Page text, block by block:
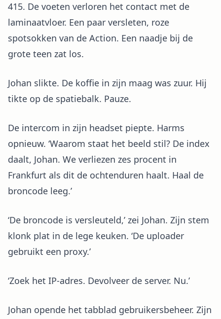
415. De voeten verloren het contact met de
laminaatvloer. Een paar versleten, roze
spotsokken van de Action. Een naadje bij de
grote teen zat los.
Johan slikte. De koffie in zijn maag was zuur. Hij
tikte op de spatiebalk. Pauze.
De intercom in zijn headset piepte. Harms
opnieuw. ‘Waarom staat het beeld stil? De index
daalt, Johan. We verliezen zes procent in
Frankfurt als dit de ochtenduren haalt. Haal de
broncode leeg.’
‘De broncode is versleuteld,’ zei Johan. Zijn stem
klonk plat in de lege keuken. ‘De uploader
gebruikt een proxy.’
‘Zoek het IP-adres. Devolveer de server. Nu.’
Johan opende het tabblad gebruikersbeheer. Zijn